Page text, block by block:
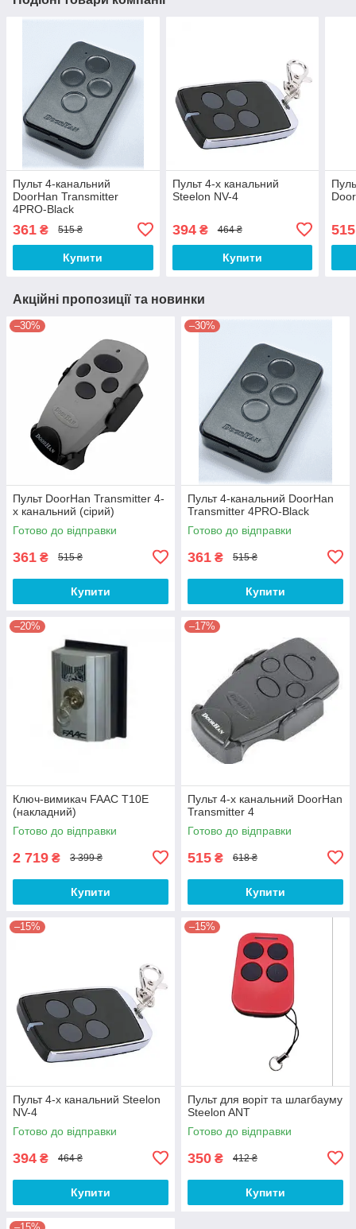
Пульт 4-канальний
DoorHan Transmitter
4PRO-Black
361 ₴ 515 ₴
Купити
Пульт 4-х канальний
Steelon NV-4
394₴ 464 ₴
Купити
515
Акційні пропозиції та новинки
–30%
Пульт DoorHan Transmitter 4-
х канальний (сірий)
Готово до відправки
361 ₴ 515 ₴
Купити
–30%
Пульт 4-канальний DoorHan
Transmitter 4PRO-Black
Готово до відправки
361 ₴ 515 ₴
Купити
–20%
Ключ-вимикач FAAC T10E
(накладний)
Готово до відправки
2 719 ₴ 3 399 ₴
Купити
–17%
Пульт 4-х канальний DoorHan
Transmitter 4
Готово до відправки
515 ₴ 618 ₴
Купити
–15%
Пульт 4-х канальний Steelon
NV-4
Готово до відправки
394 ₴ 464 ₴
Купити
–15%
Пульт для воріт та шлагбауму
Steelon ANT
Готово до відправки
350 ₴ 412 ₴
Купити